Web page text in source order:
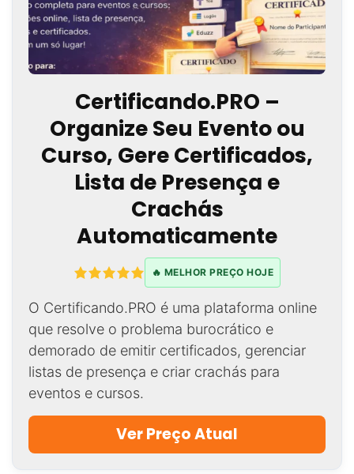
Certificando.PRO –
Organize Seu Evento ou
Curso, Gere Certificados,
Lista de Presença e
Crachás
Automaticamente
🔥 MELHOR PREÇO HOJE
O Certificando.PRO é uma plataforma online
que resolve o problema burocrático e
demorado de emitir certificados, gerenciar
listas de presença e criar crachás para
eventos e cursos.
Ver Preço Atual